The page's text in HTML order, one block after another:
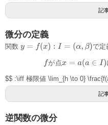
記
微分の定義
関数 y=f(x ):I=(α ,β ) で定
が点
fが点x= a(a∈ I)に
$$ :\iff 極限値 \lim_{h \to 0}
記
逆関数の微分